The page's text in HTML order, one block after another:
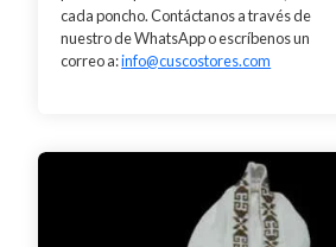
cada poncho. Contáctanos a través de
nuestro de WhatsApp o escríbenos un
correo a:info@cuscostores.com